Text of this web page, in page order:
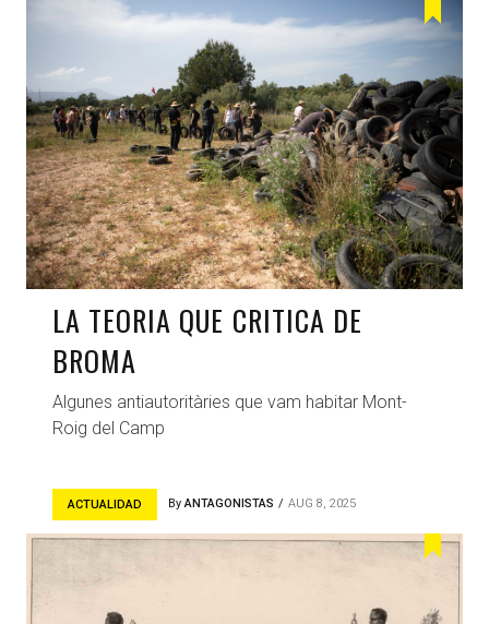
LA TEORIA QUE CRITICA DE
BROMA
Algunes antiautoritàries que vam habitar Mont-
Roig del Camp
ACTUALIDAD ByANTAGONISTAS AUG 8, 2025